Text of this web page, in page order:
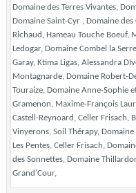
Domaine des Terres Vivantes,
Domaine Saint-Cyr , Domaine
Richaud, Hameau Touche Boeuf,
Ledogar, Domaine Combel la
Garay, Ktima Ligas, Alessandra
Montagnarde, Domaine Robert-
Touraize, Domaine Anne-Sophie
Gramenon, Maxime-François
Castell-Reynoard, Celler Frisach,
Vinyerons, Soil Thérapy,
Les Pentes, Celler Frisach,
des Sonnettes, Domaine
Grand'Cour,